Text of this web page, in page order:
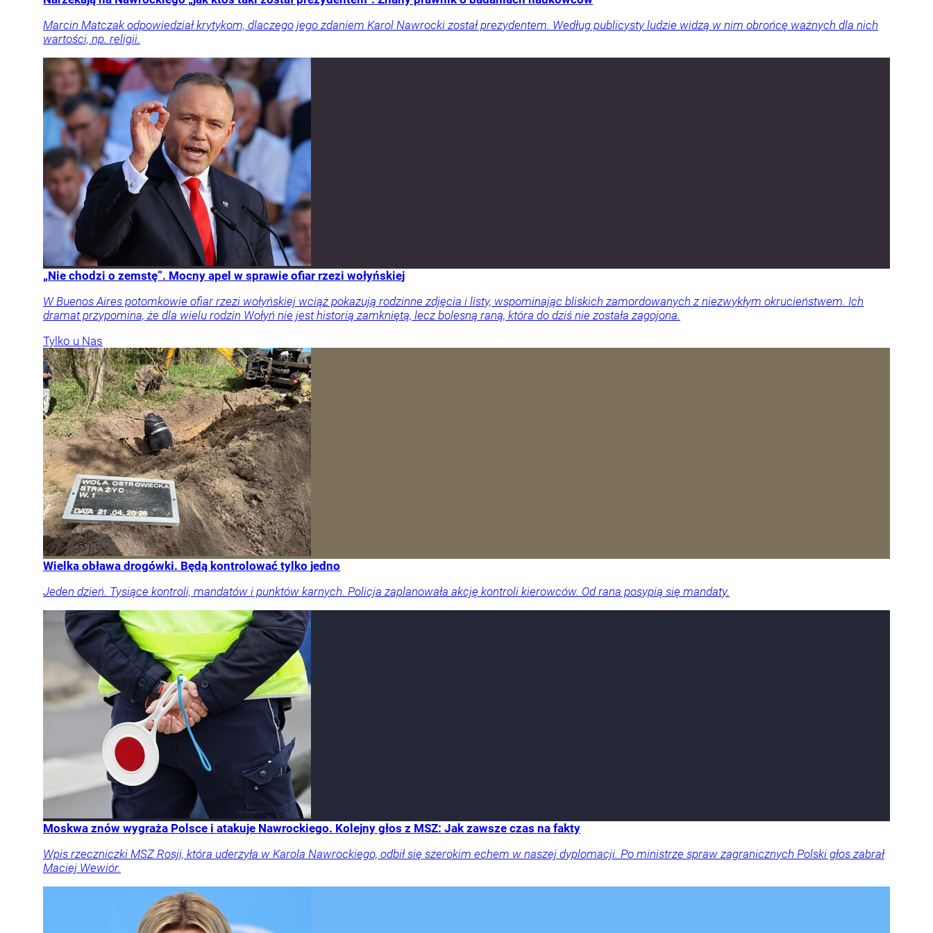
Marcin Matczak odpowiedział krytykom, dlaczego jego zdaniem Karol Nawrocki został prezydentem. Według publicysty ludzie widzą w nim obrońcę ważnych dla nich
wartości, np. religii.
„Nie chodzi o zemstę”. Mocny apel w sprawie ofiar rzezi wołyńskiej
W Buenos Aires potomkowie ofiar rzezi wołyńskiej wciąż pokazują rodzinne zdjęcia i listy, wspominając bliskich zamordowanych z niezwykłym okrucieństwem. Ich
dramat przypomina, że dla wielu rodzin Wołyń nie jest historią zamkniętą, lecz bolesną raną, która do dziś nie została zagojona.
Tylko u Nas
Wielka obława drogówki. Będą kontrolować tylko jedno
Jeden dzień. Tysiące kontroli, mandatów i punktów karnych. Policja zaplanowała akcję kontroli kierowców. Od rana posypią się mandaty.
Moskwa znów wygraża Polsce i atakuje Nawrockiego. Kolejny głos z MSZ: Jak zawsze czas na fakty
Wpis rzeczniczki MSZ Rosji, która uderzyła w Karola Nawrockiego, odbił się szerokim echem w naszej dyplomacji. Po ministrze spraw zagranicznych Polski głos zabrał
Maciej Wewiór.